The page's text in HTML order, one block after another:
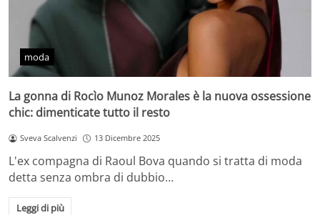
moda
La gonna di Rocìo Munoz Morales è la nuova ossessione
chic: dimenticate tutto il resto
Sveva Scalvenzi 13 Dicembre 2025
L'ex compagna di Raoul Bova quando si tratta di moda
detta senza ombra di dubbio…
Leggi di più